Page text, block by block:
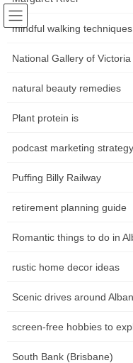
Skip
Skip
HOME หน้าหลัก
the Right Service
Imagine stepping off the
tang of the Timor Sea. It’s
someone seeking
Clinic Website
mindful walking techniques
National Gallery of Victoria
natural beauty remedies
Plant protein is
podcast marketing strategy
Puffing Billy Railway
retirement planning guide
Romantic things to do in
rustic home decor ideas
Scenic drives around
screen-free hobbies to
South Bank (Brisbane)